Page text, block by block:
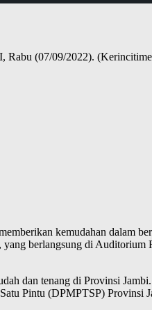
Rabu (07/09/2022).
kemudahan dalam
berlangsung di Auditorium
dan tenang di Provinsi
Pintu (DPMPTSP) Provinsi